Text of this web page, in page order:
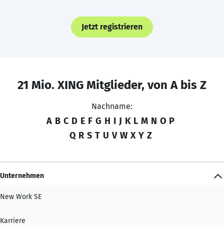
Jetzt registrieren
21 Mio. XING Mitglieder, von A bis Z
Nachname:
A B C D E F G H I J K L M N O P
Q R S T U V W X Y Z
Unternehmen
New Work SE
Karriere